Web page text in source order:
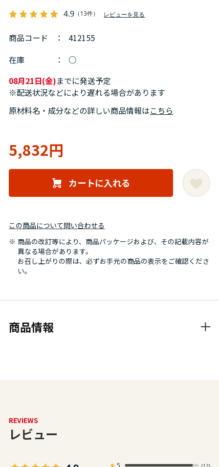
4.9 （13件） レビューを見る
5,832円
商品コード ：
412155
在庫
：
○
08月21日(金)までに発送予定
※配送状況などにより遅れる場合があります
原材料名・成分などの詳しい商品情報はこちら
カートに入れる
この商品について問い合わせる
商品の改訂等により、商品パッケージおよび、その記載内容が
異なる場合があります。
お召し上がりの際は、必ずお手元の商品の表示をご確認くださ
い。
商品情報
REVIEWS
レビュー
★ 5 (12)